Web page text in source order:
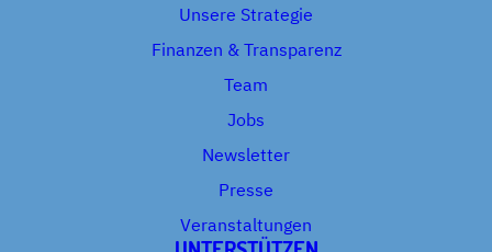
Unsere Strategie
Finanzen & Transparenz
Team
Jobs
Newsletter
Presse
Veranstaltungen